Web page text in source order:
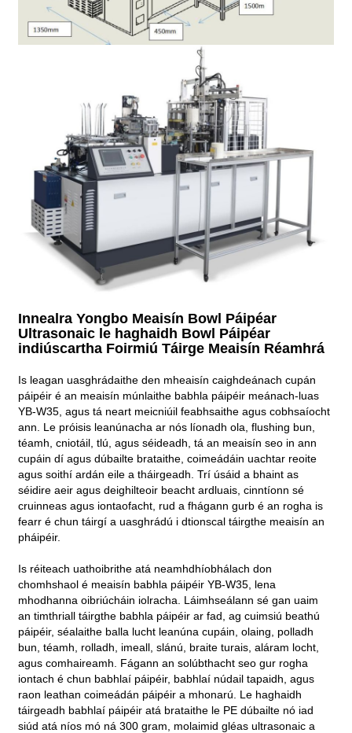
Innealra Yongbo Meaisín Bowl Páipéar
Ultrasonaic le haghaidh Bowl Páipéar
indiúscartha Foirmiú Táirge Meaisín Réamhrá
Is leagan uasghrádaithe den mheaisín caighdeánach cupán
páipéir é an meaisín múnlaithe babhla páipéir meánach-luas
YB-W35, agus tá neart meicniúil feabhsaithe agus cobhsaíocht
ann. Le próisis leanúnacha ar nós líonadh ola, flushing bun,
téamh, cniotáil, tlú, agus séideadh, tá an meaisín seo in ann
cupáin dí agus dúbailte brataithe, coimeádáin uachtar reoite
agus soithí ardán eile a tháirgeadh. Trí úsáid a bhaint as
séidire aeir agus deighilteoir beacht ardluais, cinntíonn sé
cruinneas agus iontaofacht, rud a fhágann gurb é an rogha is
fearr é chun táirgí a uasghrádú i dtionscal táirgthe meaisín an
pháipéir.
Is réiteach uathoibrithe atá neamhdhíobhálach don
chomhshaol é meaisín babhla páipéir YB-W35, lena
mhodhanna oibriúcháin iolracha. Láimhseálann sé gan uaim
an timthriall táirgthe babhla páipéir ar fad, ag cuimsiú beathú
páipéir, séalaithe balla lucht leanúna cupáin, olaing, polladh
bun, téamh, rolladh, imeall, slánú, braite turais, aláram locht,
agus comhaireamh. Fágann an solúbthacht seo gur rogha
iontach é chun babhlaí páipéir, babhlaí núdail tapaidh, agus
raon leathan coimeádán páipéir a mhonarú. Le haghaidh
táirgeadh babhlaí páipéir atá brataithe le PE dúbailte nó iad
siúd atá níos mó ná 300 gram, molaimid gléas ultrasonaic a